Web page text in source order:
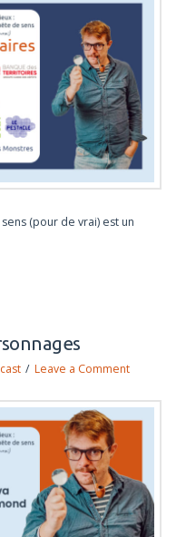
(pour de vrai) est un
Leave a Comment